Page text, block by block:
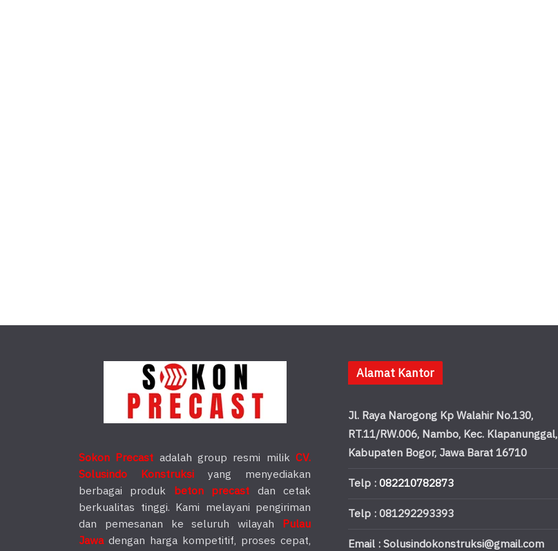
Sokon Precast adalah group resmi milikCV.
Solusindo Konstruksi yang menyediakan
berbagai produk beton precast dan cetak
berkualitas tinggi. Kami melayani pengiriman
dan pemesanan ke seluruh wilayah Pulau
Jawadengan harga kompetitif, proses cepat,
Alamat Kantor
Jl. Raya Narogong Kp Walahir No.130,
RT.11/RW.006, Nambo, Kec. Klapanunggal,
Kabupaten Bogor, Jawa Barat 16710
Telp :082210782873
Telp : 081292293393
Email : Solusindokonstruksi@gmail.com